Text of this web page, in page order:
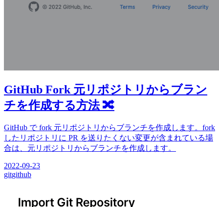
GitHub Fork 元リポジトリからブラン
チを作成する方法 🔀
GitHub で fork 元リポジトリからブランチを作成します。fork
したリポジトリに PR を送りたくない変更が含まれている場
合は、元リポジトリからブランチを作成します。
2022-09-23
gitgithub